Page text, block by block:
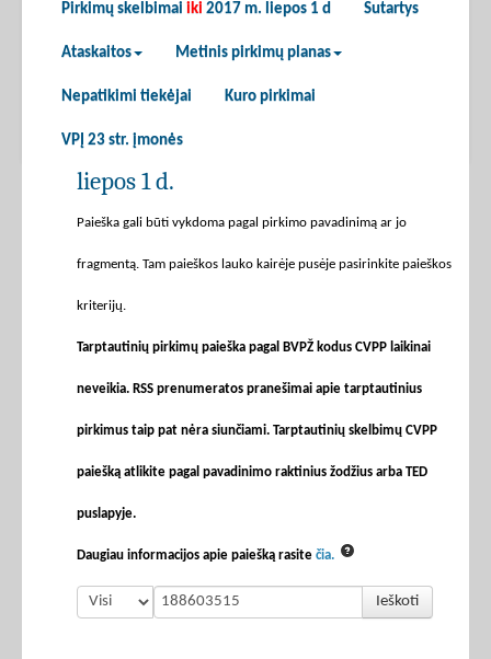
Pirkimų skelbimai iki 2017 m. liepos 1 d Sutartys
Ataskaitos Metinis pirkimų planas
Nepatikimi tiekėjai Kuro pirkimai
VPĮ 23 str. įmonės
liepos 1 d.
Paieška gali būti vykdoma pagal pirkimo pavadinimą ar jo
fragmentą. Tam paieškos lauko kairėje pusėje pasirinkite paieškos
kriterijų.
Tarptautinių pirkimų paieška pagal BVPŽ kodus CVPP laikinai
neveikia. RSS prenumeratos pranešimai apie tarptautinius
pirkimus taip pat nėra siunčiami. Tarptautinių skelbimų CVPP
paiešką atlikite pagal pavadinimo raktinius žodžius arba TED
puslapyje.
Daugiau informacijos apie paiešką rasite čia.
Ieškoti